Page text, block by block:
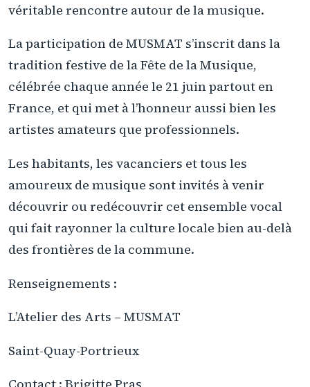
véritable rencontre autour de la musique.
La participation de MUSMAT s’inscrit dans la
tradition festive de la Fête de la Musique,
célébrée chaque année le 21 juin partout en
France, et qui met à l’honneur aussi bien les
artistes amateurs que professionnels.
Les habitants, les vacanciers et tous les
amoureux de musique sont invités à venir
découvrir ou redécouvrir cet ensemble vocal
qui fait rayonner la culture locale bien au-delà
des frontières de la commune.
Renseignements :
L’Atelier des Arts – MUSMAT
Saint-Quay-Portrieux